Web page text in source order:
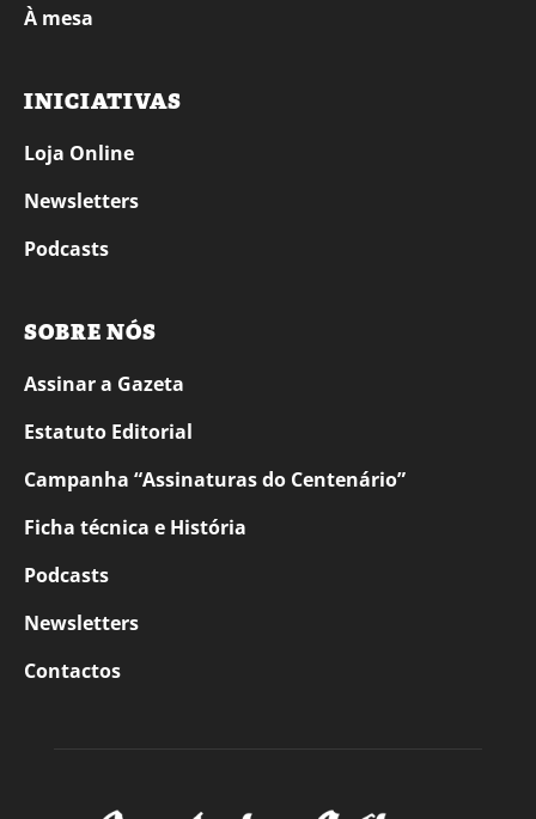
À mesa
INICIATIVAS
Loja Online
Newsletters
Podcasts
SOBRE NÓS
Assinar a Gazeta
Estatuto Editorial
Campanha “Assinaturas do Centenário”
Ficha técnica e História
Podcasts
Newsletters
Contactos